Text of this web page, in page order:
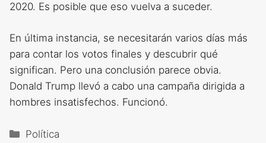
2020. Es posible que eso vuelva a suceder.
En última instancia, se necesitarán varios días más
para contar los votos finales y descubrir qué
significan. Pero una conclusión parece obvia.
Donald Trump llevó a cabo una campaña dirigida a
hombres insatisfechos. Funcionó.
Categorías
Política